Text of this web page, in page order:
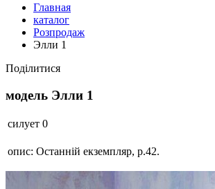
Главная
каталог
Розпродаж
Элли 1
Поділитися
модель Элли 1
силует 0
опис: Останній екземпляр, р.42.